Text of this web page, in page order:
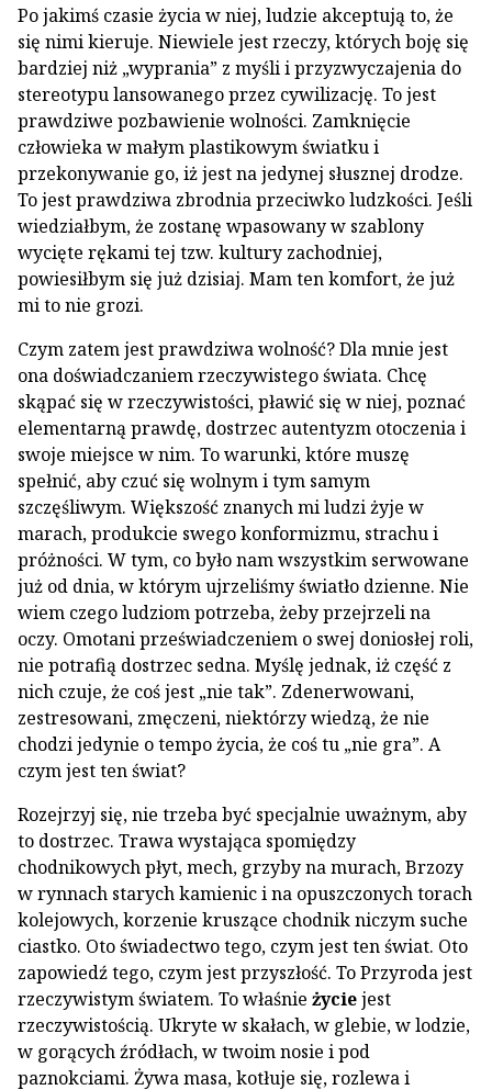
Po jakimś czasie życia w niej, ludzie akceptują to, że
się nimi kieruje. Niewiele jest rzeczy, których boję się
bardziej niż „wyprania” z myśli i przyzwyczajenia do
stereotypu lansowanego przez cywilizację. To jest
prawdziwe pozbawienie wolności. Zamknięcie
człowieka w małym plastikowym światku i
przekonywanie go, iż jest na jedynej słusznej drodze.
To jest prawdziwa zbrodnia przeciwko ludzkości. Jeśli
wiedziałbym, że zostanę wpasowany w szablony
wycięte rękami tej tzw. kultury zachodniej,
powiesiłbym się już dzisiaj. Mam ten komfort, że już
mi to nie grozi.
Czym zatem jest prawdziwa wolność? Dla mnie jest
ona doświadczaniem rzeczywistego świata. Chcę
skąpać się w rzeczywistości, pławić się w niej, poznać
elementarną prawdę, dostrzec autentyzm otoczenia i
swoje miejsce w nim. To warunki, które muszę
spełnić, aby czuć się wolnym i tym samym
szczęśliwym. Większość znanych mi ludzi żyje w
marach, produkcie swego konformizmu, strachu i
próżności. W tym, co było nam wszystkim serwowane
już od dnia, w którym ujrzeliśmy światło dzienne. Nie
wiem czego ludziom potrzeba, żeby przejrzeli na
oczy. Omotani przeświadczeniem o swej doniosłej roli,
nie potrafią dostrzec sedna. Myślę jednak, iż część z
nich czuje, że coś jest „nie tak”. Zdenerwowani,
zestresowani, zmęczeni, niektórzy wiedzą, że nie
chodzi jedynie o tempo życia, że coś tu „nie gra”. A
czym jest ten świat?
Rozejrzyj się, nie trzeba być specjalnie uważnym, aby
to dostrzec. Trawa wystająca spomiędzy
chodnikowych płyt, mech, grzyby na murach, Brzozy
w rynnach starych kamienic i na opuszczonych torach
kolejowych, korzenie kruszące chodnik niczym suche
ciastko. Oto świadectwo tego, czym jest ten świat. Oto
zapowiedź tego, czym jest przyszłość. To Przyroda jest
rzeczywistym światem. To właśnie życiejest
rzeczywistością. Ukryte w skałach, w glebie, w lodzie,
w gorących źródłach, w twoim nosie i pod
paznokciami. Żywa masa, kotłuje się, rozlewa i